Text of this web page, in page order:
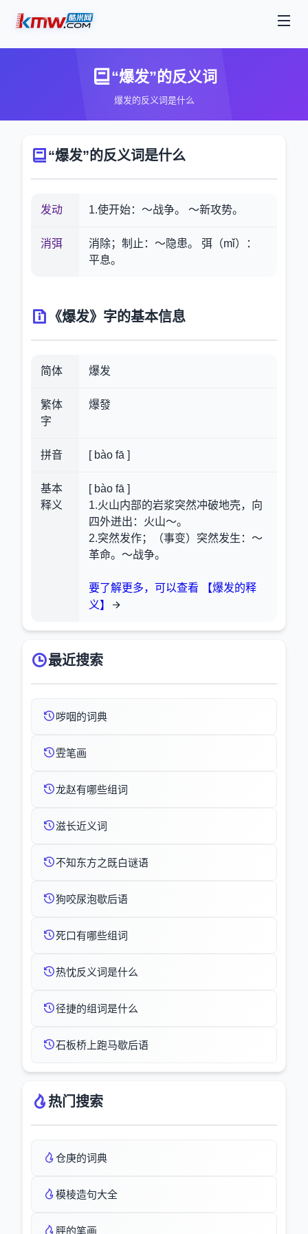
“爆发”的反义词
爆发的反义词是什么
“爆发”的反义词是什么
发动 1.使开始：～战争。 ～新攻势。
消弭
消除；制止：～隐患。 弭（mǐ）：
平息。
《爆发》字的基本信息
简体 爆发
繁体
字
爆發
拼音 [ bào fā ]
基本
释义
[ bào fā ]
1.火山内部的岩浆突然冲破地壳，向
四外迸出：火山～。
2.突然发作；（事变）突然发生：～
革命。～战争。
要了解更多，可以查看 【爆发的释
义】
最近搜索
哕咽的词典
雴笔画
龙赵有哪些组词
滋长近义词
不知东方之既白谜语
狗咬尿泡歇后语
死口有哪些组词
热忱反义词是什么
径捷的组词是什么
石板桥上跑马歇后语
热门搜索
仓庚的词典
模棱造句大全
胓的笔画